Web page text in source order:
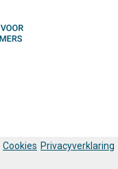
Cookies Privacyverklaring